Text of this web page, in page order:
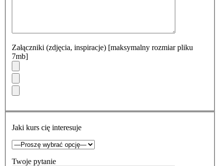
Załączniki (zdjęcia, inspiracje) [maksymalny rozmiar pliku
7mb]
Jaki kurs cię interesuje
Twoje pytanie